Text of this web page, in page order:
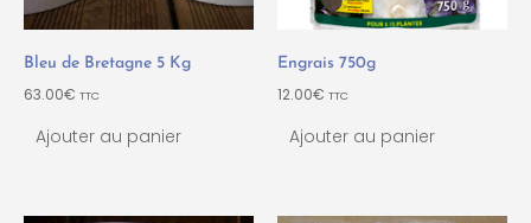
Bleu de Bretagne 5 Kg
63.00€ TTC
Ajouter au panier
Engrais 750g
12.00€ TTC
Ajouter au panier